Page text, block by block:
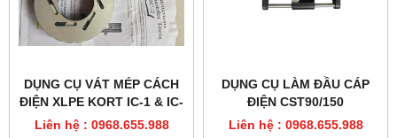
DỤNG CỤ VÁT MÉP CÁCH
ĐIỆN XLPE KORT IC-1 & IC-
2
Liên hệ : 0968.655.988
DỤNG CỤ LÀM ĐẦU CÁP
ĐIỆN CST90/150
Liên hệ : 0968.655.988